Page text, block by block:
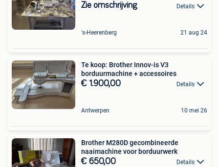
Zie omschrijving Details
's-Heerenberg 21 aug 24
Te koop: Brother Innov-is V3
borduurmachine + accessoires
€ 1.900,00 Details
Antwerpen 10 mei 26
Brother M280D gecombineerde
naaimachine voor borduurwerk
€ 650,00 Details